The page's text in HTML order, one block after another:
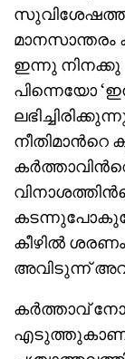
ഇന്നു
പിന്നെയോ
കീഴിൽ
അവിടുന്ന്
കർത്താവ്